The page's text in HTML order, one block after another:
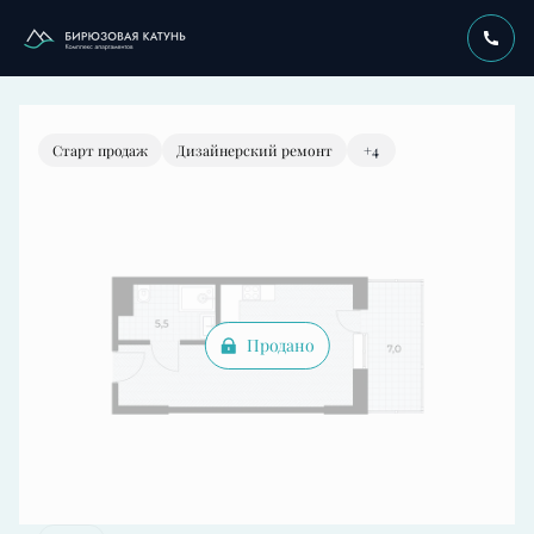
Студия35.3 м2 Цена по запросу
Старт продаж Дизайнерский ремонт +4
Продано